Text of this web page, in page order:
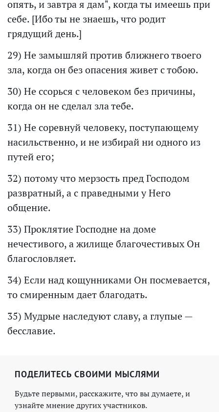
опять, и завтра я дам", когда ты имеешь при
себе. [Ибо ты не знаешь, что родит
грядущий день.]
29) Не замышляй против ближнего твоего
зла, когда он без опасения живет с тобою.
30) Не ссорься с человеком без причины,
когда он не сделал зла тебе.
31) Не соревнуй человеку, поступающему
насильственно, и не избирай ни одного из
путей его;
32) потому что мерзость пред Господом
развратный, а с праведными у Него
общение.
33) Проклятие Господне на доме
нечестивого, а жилище благочестивых Он
благословляет.
34) Если над кощунниками Он посмевается,
то смиренным дает благодать.
35) Мудрые наследуют славу, а глупые —
бесславие.
ПОДЕЛИТЕСЬ СВОИМИ МЫСЛЯМИ
Будьте первыми, расскажите, что вы думаете, и
узнайте мнение других участников.